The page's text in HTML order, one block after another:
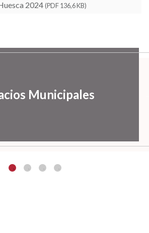
2024(PDF 136,6 KB)
Municipales